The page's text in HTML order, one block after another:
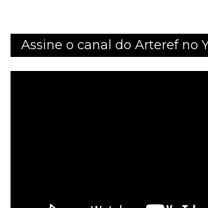
Assine o canal do Arteref no